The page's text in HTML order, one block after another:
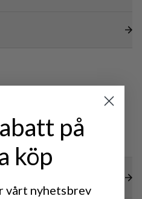
på
köp
vårt nyhetsbrev